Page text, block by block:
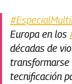
Europa en los
décadas de
transformarse
tecnificación